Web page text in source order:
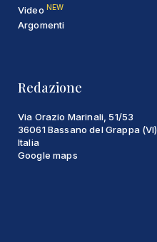
Video NEW
Argomenti
Redazione
Via Orazio Marinali, 51/53
36061 Bassano del Grappa (VI)
Italia
Google maps